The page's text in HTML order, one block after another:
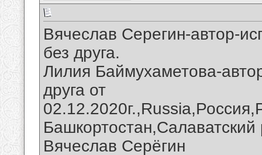
Вячеслав Серегин-автор-
без друга.
Лилия Баймухаметова-
друга от
Вячеслав Серёгин